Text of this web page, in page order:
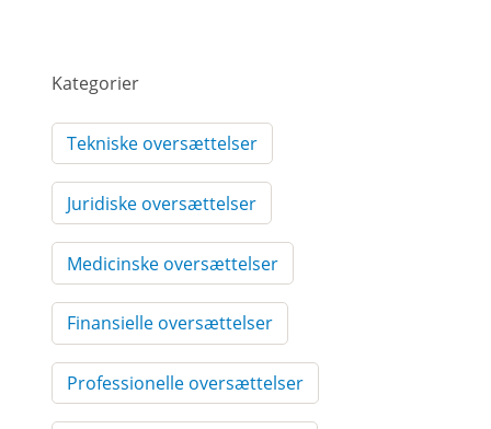
Kategorier
Tekniske oversættelser
Juridiske oversættelser
Medicinske oversættelser
Finansielle oversættelser
Professionelle oversættelser